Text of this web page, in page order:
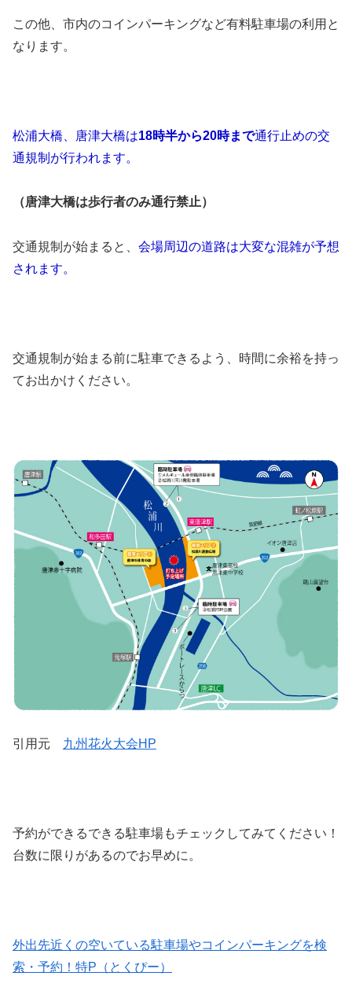
この他、市内のコインパーキングなど有料駐車場の利用と
なります。
松浦大橋、唐津大橋は18時半から20時まで通行止めの交
通規制が行われます。
（唐津大橋は歩行者のみ通行禁止）
交通規制が始まると、 会場周辺の道路は大変な混雑が予想
されます。
交通規制が始まる前に駐車できるよう、時間に余裕を持っ
てお出かけください。
引用元 九州花火大会HP
予約ができるできる駐車場もチェックしてみてください！
台数に限りがあるのでお早めに。
外出先近くの空いている駐車場やコインパーキングを検
索・予約！特P（とくぴー）